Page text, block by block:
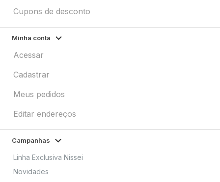
Cupons de desconto
Minha conta
Acessar
Cadastrar
Meus pedidos
Editar endereços
Campanhas
Linha Exclusiva Nissei
Novidades